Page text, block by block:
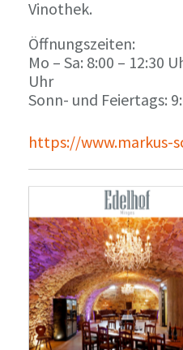
Vinothek.
Öffnungszeiten:
Mo – Sa: 8:00 – 12:30
Uhr
Sonn- und Feiertags:
https://www.markus-